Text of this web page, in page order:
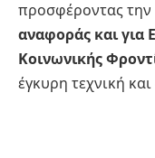
προσφέροντας την
αναφοράς και για
Κοινωνικής
έγκυρη τεχνική